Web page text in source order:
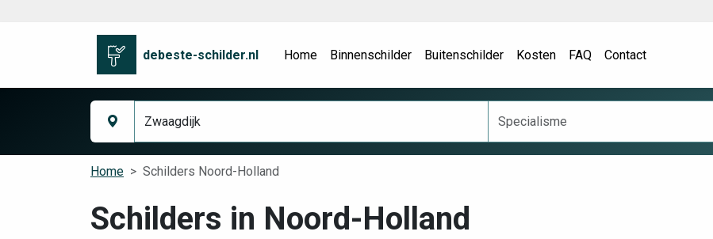
debeste-schilder.nl Home Binnenschilder Buitenschilder Kosten FAQ Contact
Home Schilders Noord-Holland
Schilders in Noord-Holland